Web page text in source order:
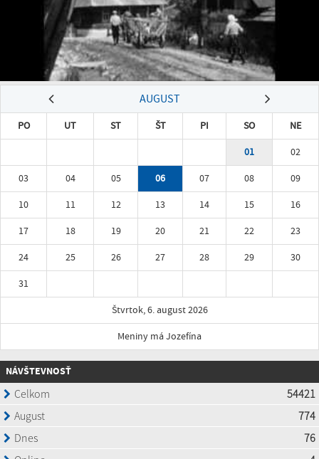
AUGUST
PO UT ST ŠT PI SO
NE
01
02
03
04 05 06 07 08
09
10
11 12 13 14 15
16
17
18 19 20 21 22
23
24
25 26 27 28 29
30
31
Štvrtok, 6. august 2026
Meniny má Jozefína
NÁVŠTEVNOSŤ